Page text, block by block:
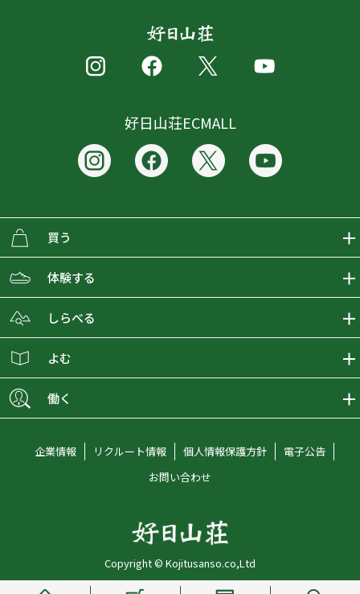
好日山荘ECMALL
買う
ECMALLの商品をさがす
取り扱いブランド一覧
ショップブログ
会員募集
体験する
おとな女子登山部
グラビティリサーチ
しらべる
登山レポート
オンラインコンシェルジュ
よむ
働く
アルバイト採用情報
社員メッセージ
企業情報 リクルート情報 個人情報保護方針
電子公告
お問い合わせ
Copyright © Kojitusanso.co,Ltd